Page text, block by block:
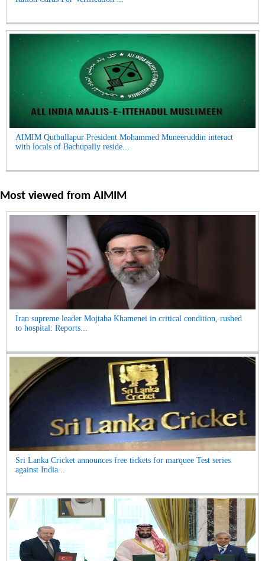
AIMIM Qutbullapur President Mohammed Muneeruddin interact
with locals of Bachupally reside...
Most viewed from AIMIM
Iran supreme leader Mojtaba Khamenei in critical condition, rushed
to hospital: Reports...
Sri Lanka Cricket announces free tickets for marquee Test series
against India...